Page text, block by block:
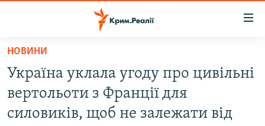
Перейти
основного
матеріалу
Перейти
до
ВОДА.КРИМ
ВІДЕО ТА ФОТО
НОВИНИ
Україна уклала угоду про цивільні
вертольоти з Франції для
силовиків, щоб не залежати від